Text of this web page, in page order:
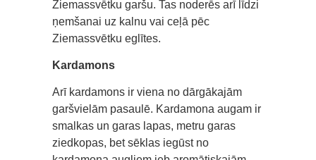
Ziemassvētku garšu. Tas noderēs arī līdzi
ņemšanai uz kalnu vai ceļā pēc
Ziemassvētku eglītes.
Kardamons
Arī kardamons ir viena no dārgākajām
garšvielām pasaulē. Kardamona augam ir
smalkas un garas lapas, metru garas
ziedkopas, bet sēklas iegūst no